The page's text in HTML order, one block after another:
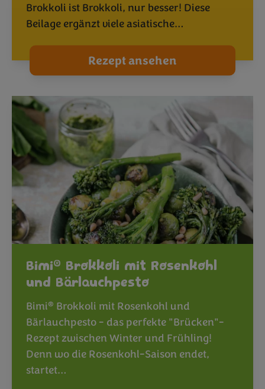
Brokkoli ist Brokkoli, nur besser! Diese
Beilage ergänzt viele asiatische…
Rezept ansehen
Bimi® Brokkoli mit Rosenkohl
und Bärlauchpesto
Bimi® Brokkoli mit Rosenkohl und
Bärlauchpesto - das perfekte "Brücken"-
Rezept zwischen Winter und Frühling!
Denn wo die Rosenkohl-Saison endet,
startet…